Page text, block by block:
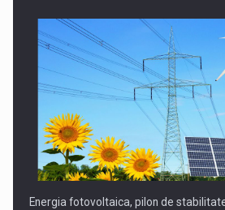
CEO Conference - Shaping The Future
Energia fotovoltaica, pilon de